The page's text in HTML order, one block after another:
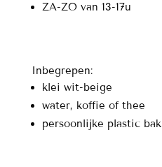
ZA-ZO van 13-17u
Inbegrepen:
klei wit-beige
water, koffie of thee
persoonlijke plastic bak